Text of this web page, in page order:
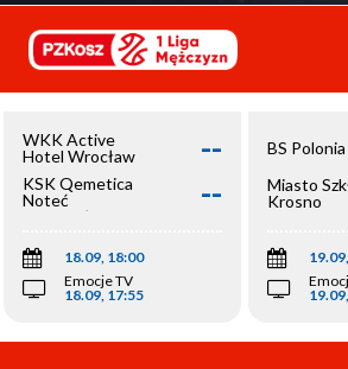
WKK Active
Hotel Wrocław
--
KSK Qemetica
Noteć
Inowrocław
--
18.09, 18:00
Emocje TV
18.09, 17:55
BS
Miasto
Krosno